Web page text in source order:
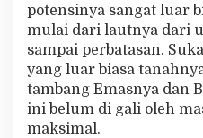
potensinya sangat luar
mulai dari lautnya dari
sampai perbatasan.
yang luar biasa
tambang Emasnya dan
ini belum di gali oleh
maksimal.